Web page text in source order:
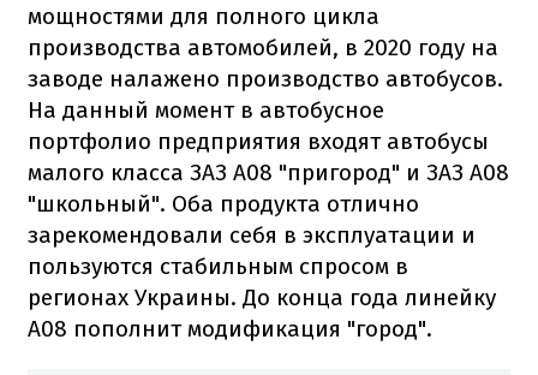
мощностями для полного цикла
производства автомобилей, в 2020 году на
заводе налажено производство автобусов.
На данный момент в автобусное
портфолио предприятия входят автобусы
малого класса ЗАЗ А08 "пригород" и ЗАЗ А08
"школьный". Оба продукта отлично
зарекомендовали себя в эксплуатации и
пользуются стабильным спросом в
регионах Украины. До конца года линейку
А08 пополнит модификация "город".